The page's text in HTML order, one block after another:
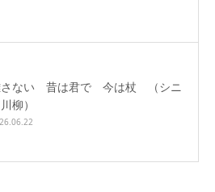
ない 昔は君で 今は杖 （シニ
柳）